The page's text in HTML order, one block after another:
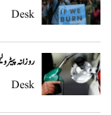
Desk
روزانہ
Desk